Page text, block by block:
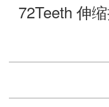
72Teeth 伸